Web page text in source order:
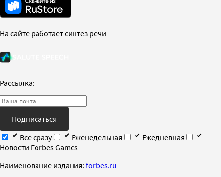
На сайте работает синтез речи
Рассылка:
Подписаться
Все сразу
Еженедельная
Ежедневная
Новости Forbes Games
Наименование издания: forbes.ru